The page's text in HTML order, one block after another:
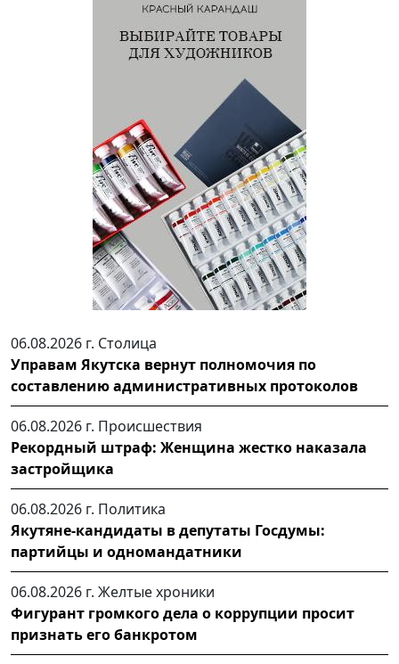
06.08.2026 г. Столица
Управам Якутска вернут полномочия по
составлению административных протоколов
06.08.2026 г. Происшествия
Рекордный штраф: Женщина жестко наказала
застройщика
06.08.2026 г. Политика
Якутяне-кандидаты в депутаты Госдумы:
партийцы и одномандатники
06.08.2026 г. Желтые хроники
Фигурант громкого дела о коррупции просит
признать его банкротом